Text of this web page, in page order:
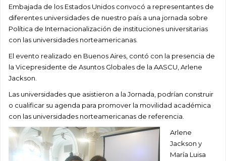
Embajada de los Estados Unidos convocó a representantes de
diferentes universidades de nuestro país a una jornada sobre
Política de Internacionalización de instituciones universitarias
con las universidades norteamericanas.
El evento realizado en Buenos Aires, contó con la presencia de
la Vicepresidente de Asuntos Globales de la AASCU, Arlene
Jackson.
Las universidades que asistieron a la Jornada, podrían construir
o cualificar su agenda para promover la movilidad académica
con las universidades norteamericanas de referencia.
Arlene
Jackson y
María Luisa